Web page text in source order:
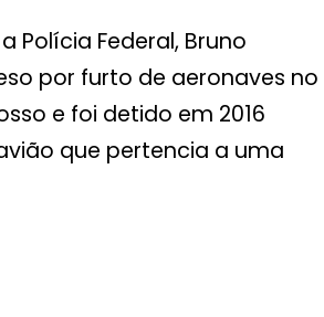
Polícia Federal, Bruno
por furto de aeronaves no
e foi detido em 2016
que pertencia a uma